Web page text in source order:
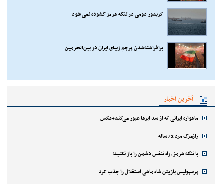
کریدور دومی در تنگه هرمز گشوده نمی شود
برافراشته‌شدن پرچم زیبای ایران در بین‌الحرمین
آخرین اخبار
ماهواره ایرانی که از سد ابرها عبور می‌کند+عکس
رازمرگ مرد 72 ساله
با تنگه هرمز، راه تنفس دشمن را باز نکنید!
پرسپولیس بازیکن شاه ماهی استقلال را جذب کرد